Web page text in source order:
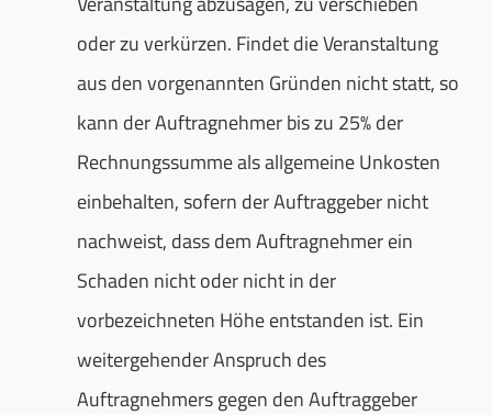
oder zu verkürzen. Findet die Veranstaltung
aus den vorgenannten Gründen nicht statt, so
kann der Auftragnehmer bis zu 25% der
Rechnungssumme als allgemeine Unkosten
einbehalten, sofern der Auftraggeber nicht
nachweist, dass dem Auftragnehmer ein
Schaden nicht oder nicht in der
vorbezeichneten Höhe entstanden ist. Ein
weitergehender Anspruch des
Auftragnehmers gegen den Auftraggeber